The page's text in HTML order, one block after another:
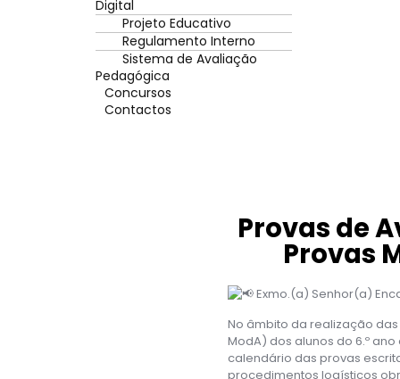
Digital
Projeto Educativo
Regulamento Interno
Sistema de Avaliação
Pedagógica
Concursos
Contactos
Provas de
Provas
Exmo.(a) Senhor(a)
No âmbito da realização
ModA) dos alunos do 6.º
calendário das provas
procedimentos logísticos